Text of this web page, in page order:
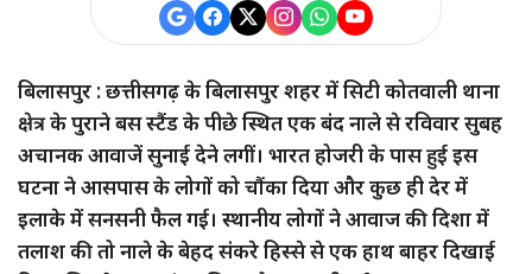
बिलासपुर : छत्तीसगढ़ के बिलासपुर शहर में सिटी कोतवाली थाना
क्षेत्र के पुराने बस स्टैंड के पीछे स्थित एक बंद नाले से रविवार सुबह
अचानक आवाजें सुनाई देने लगीं। भारत होजरी के पास हुई इस
घटना ने आसपास के लोगों को चौंका दिया और कुछ ही देर में
इलाके में सनसनी फैल गई। स्थानीय लोगों ने आवाज की दिशा में
तलाश की तो नाले के बेहद संकरे हिस्से से एक हाथ बाहर दिखाई